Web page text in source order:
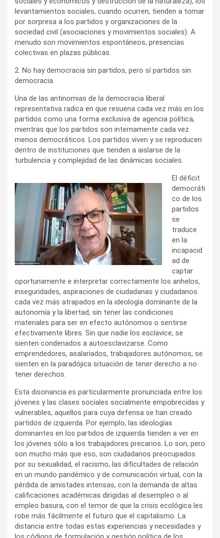
levantamientos sociales, cuando ocurren, tienden a tomar
por sorpresa a los partidos y organizaciones de la
sociedad civil (asociaciones y movimientos sociales). A
menudo son movimientos espontáneos, presencias
colectivas en plazas públicas.
2. No hay democracia sin partidos, pero sí partidos sin
democracia.
Una de las antinomias de la democracia liberal
representativa radica en que resuena cada vez más en los
partidos como una forma exclusiva de agencia política,
mientras que los partidos son internamente cada vez
menos democráticos. Los partidos viven y se reproducen
dentro de instituciones que tienden a aislarse de la
turbulencia y complejidad de las dinámicas sociales.
El déficit
democráti
co de los
partidos
se
traduce
en la
incapacid
ad de
captar
oportunamente e interpretar correctamente los anhelos,
inseguridades, aspiraciones de ciudadanas y ciudadanos
cada vez más atrapados en la ideología dominante de la
autonomía y la libertad, sin tener las condiciones
materiales para ser en efecto autónomos o sentirse
efectivamente libres. Sin que nadie los esclavice, se
sienten condenados a autoesclavizarse. Como
emprendedores, asalariados, trabajadores autónomos, se
sienten en la paradójica situación de tener derecho a no
tener derechos.
Esta disonancia es particularmente pronunciada entre los
jóvenes y las clases sociales socialmente empobrecidas y
vulnerables, aquellos para cuya defensa se han creado
partidos de izquierda. Por ejemplo, las ideologías
dominantes en los partidos de izquierda tienden a ver en
los jóvenes sólo a los trabajadores precarios. Lo son, pero
son mucho más que eso, son ciudadanos preocupados
por su sexualidad, el racismo, las dificultades de relación
en un mundo pandémico y de comunicación virtual, con la
pérdida de amistades intensas, con la demanda de altas
calificaciones académicas dirigidas al desempleo o al
empleo basura, con el temor de que la crisis ecológica les
robe más fácilmente el futuro que el capitalismo. La
distancia entre todas estas experiencias y necesidades y